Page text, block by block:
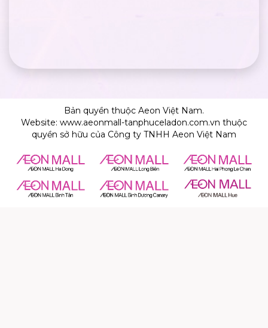
Bản quyền thuộc Aeon Việt Nam.
Website: www.aeonmall-tanphuceladon.com.vn thuộc
quyền sở hữu của Công ty TNHH Aeon Việt Nam